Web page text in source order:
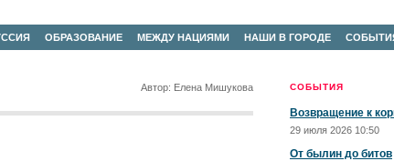
ОБРАЗОВАНИЕ МЕЖДУ НАЦИЯМИ НАШИ В ГОРОДЕ
СОБЫТИЯ
Возвращение к
29 июля 2026 10:50
От былин до битов
Автор: Елена Мишукова